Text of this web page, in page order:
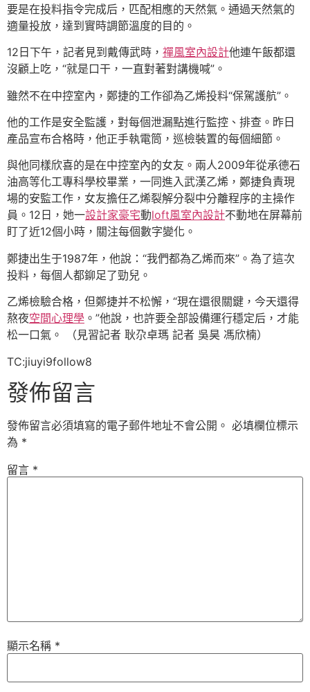
要是在投料指令完成后，匹配相應的天然氣。通過天然氣的
適量投放，達到實時調節溫度的目的。
12日下午，記者見到戴傳武時， 禪風室內設計他連午飯都還
沒顧上吃，“就是口干，一直對著對講機喊”。
雖然不在中控室內，鄭捷的工作卻為乙烯投料“保駕護航”。
他的工作是安全監護，對每個泄漏點進行監控、排查。昨日
產品宣布合格時，他正手執電筒，巡檢裝置的每個細節。
與他同樣欣喜的是在中控室內的女友。兩人2009年從承德石
油高等化工專科學校畢業，一同進入武漢乙烯，鄭捷負責現
場的安監工作，女友擔任乙烯裂解分裂中分離程序的主操作
員。12日，她一設計家豪宅動loft風室內設計不動地在屏幕前
盯了近12個小時，關注每個數字變化。
鄭捷出生于1987年，他說：“我們都為乙烯而來”。為了這次
投料，每個人都鉚足了勁兒。
乙烯檢驗合格，但鄭捷并不松懈，“現在還很關鍵，今天還得
熬夜空間心理學 。”他說，也許要全部設備運行穩定后，才能
松一口氣。 （見習記者 耿尕卓瑪 記者 吳昊 馮欣楠）
TC:jiuyi9follow8
發佈留言
發佈留言必須填寫的電子郵件地址不會公開。 必填欄位標示
為 *
留言 *
顯示名稱 *